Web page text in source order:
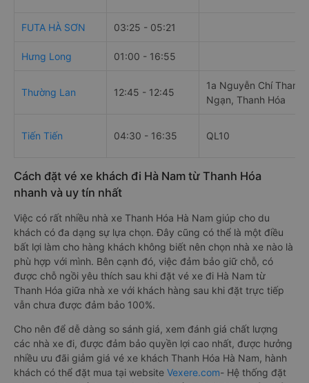
FUTA HÀ SƠN 03:25 - 05:21
Hưng Long 01:00 - 16:55
Thường Lan 12:45 - 12:45
1a Nguyễn Chí Thanh,
Ngạn, Thanh Hóa
Tiến Tiến 04:30 - 16:35 QL10
Cách đặt vé xe khách đi Hà Nam từ Thanh Hóa
nhanh và uy tín nhất
Việc có rất nhiều nhà xe Thanh Hóa Hà Nam giúp cho du
khách có đa dạng sự lựa chọn. Đây cũng có thể là một điều
bất lợi làm cho hàng khách không biết nên chọn nhà xe nào là
phù hợp với mình. Bên cạnh đó, việc đảm bảo giữ chỗ, có
được chỗ ngồi yêu thích sau khi đặt vé xe đi Hà Nam từ
Thanh Hóa giữa nhà xe với khách hàng sau khi đặt trực tiếp
vẫn chưa được đảm bảo 100%.
Cho nên để dễ dàng so sánh giá, xem đánh giá chất lượng
các nhà xe đi, được đảm bảo quyền lợi cao nhất, được hưởng
nhiều ưu đãi giảm giá vé xe khách Thanh Hóa Hà Nam, hành
khách có thể đặt mua tại website Vexere.com- Hệ thống đặt